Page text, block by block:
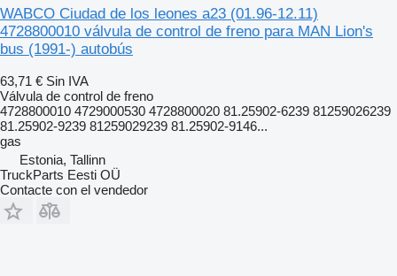
WABCO Ciudad de los leones a23 (01.96-12.11)
4728800010 válvula de control de freno para MAN Lion's
bus (1991-) autobús
63,71 € Sin IVA
Válvula de control de freno
4728800010 4729000530 4728800020 81.25902-6239 81259026239
81.25902-9239 81259029239 81.25902-9146...
gas
Estonia, Tallinn
TruckParts Eesti OÜ
Contacte con el vendedor